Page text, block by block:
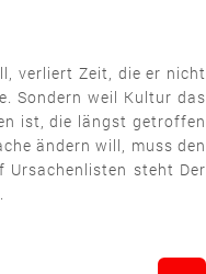
verliert Zeit, die er nicht
Sondern weil Kultur das
ist, die längst getroffen
ändern will, muss den
Ursachenlisten steht Der